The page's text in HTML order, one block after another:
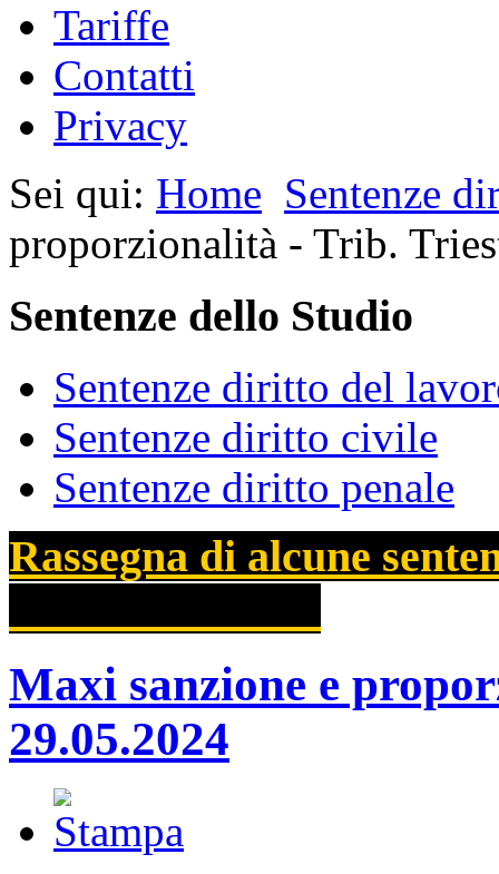
Tariffe
Contatti
Privacy
Sei qui: Home Sentenze
proporzionalità - Trib.
Sentenze dello Studio
Sentenze diritto del
Sentenze diritto civile
Sentenze diritto penale
Rassegna di alcune
Maxi sanzione e
29.05.2024